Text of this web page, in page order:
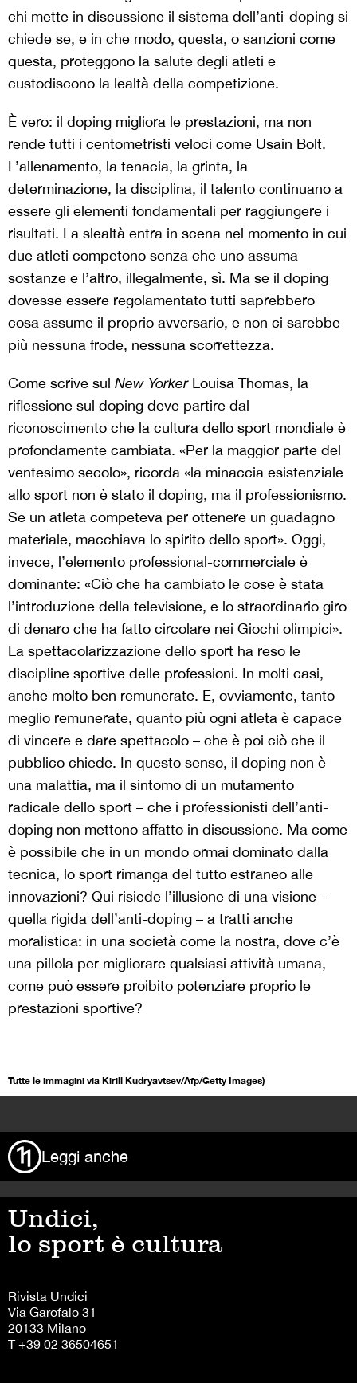
chi mette in discussione il sistema dell’anti-doping si
chiede se, e in che modo, questa, o sanzioni come
questa, proteggono la salute degli atleti e
custodiscono la lealtà della competizione.
È vero: il doping migliora le prestazioni, ma non
rende tutti i centometristi veloci come Usain Bolt.
L’allenamento, la tenacia, la grinta, la
determinazione, la disciplina, il talento continuano a
essere gli elementi fondamentali per raggiungere i
risultati. La slealtà entra in scena nel momento in cui
due atleti competono senza che uno assuma
sostanze e l’altro, illegalmente, sì. Ma se il doping
dovesse essere regolamentato tutti saprebbero
cosa assume il proprio avversario, e non ci sarebbe
più nessuna frode, nessuna scorrettezza.
Come scrive sul New YorkerLouisa Thomas, la
riflessione sul doping deve partire dal
riconoscimento che la cultura dello sport mondiale è
profondamente cambiata. «Per la maggior parte del
ventesimo secolo», ricorda «la minaccia esistenziale
allo sport non è stato il doping, ma il professionismo.
Se un atleta competeva per ottenere un guadagno
materiale, macchiava lo spirito dello sport». Oggi,
invece, l’elemento professional-commerciale è
dominante: «Ciò che ha cambiato le cose è stata
l’introduzione della televisione, e lo straordinario giro
di denaro che ha fatto circolare nei Giochi olimpici».
La spettacolarizzazione dello sport ha reso le
discipline sportive delle professioni. In molti casi,
anche molto ben remunerate. E, ovviamente, tanto
meglio remunerate, quanto più ogni atleta è capace
di vincere e dare spettacolo – che è poi ciò che il
pubblico chiede. In questo senso, il doping non è
una malattia, ma il sintomo di un mutamento
radicale dello sport – che i professionisti dell’anti-
doping non mettono affatto in discussione. Ma come
è possibile che in un mondo ormai dominato dalla
tecnica, lo sport rimanga del tutto estraneo alle
innovazioni? Qui risiede l’illusione di una visione –
quella rigida dell’anti-doping – a tratti anche
moralistica: in una società come la nostra, dove c’è
una pillola per migliorare qualsiasi attività umana,
come può essere proibito potenziare proprio le
prestazioni sportive?
Tutte le immagini via Kirill Kudryavtsev/Afp/Getty Images)
Leggi anche
Undici,
lo sport è cultura
Rivista Undici
Via Garofalo 31
20133 Milano
T +39 02 36504651